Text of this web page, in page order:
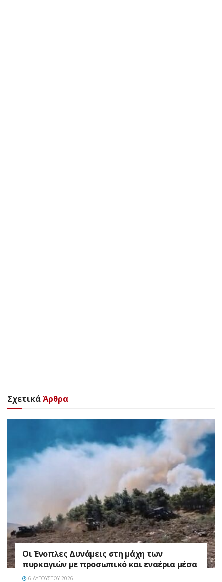
ΣχετικάΆρθρα
Οι Ένοπλες Δυνάμεις στη μάχη των
πυρκαγιών με προσωπικό και εναέρια μέσα
6 ΑΥΓΟΎΣΤΟΥ 2026